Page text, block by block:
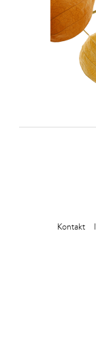
Kontakt